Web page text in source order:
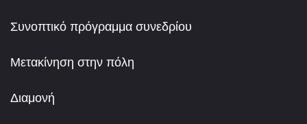
Συνοπτικό πρόγραμμα συνεδρίου
Μετακίνηση στην πόλη
Διαμονή